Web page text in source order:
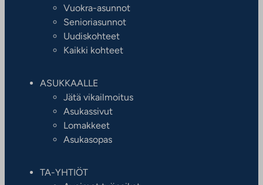
Vuokra-asunnot
Senioriasunnot
Uudiskohteet
Kaikki kohteet
ASUKKAALLE
Jätä vikailmoitus
Asukassivut
Lomakkeet
Asukasopas
TA-YHTIÖT